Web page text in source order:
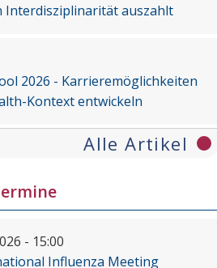
Interdisziplinarität auszahlt
2026 - Karrieremöglichkeiten
Kontext entwickeln
Alle Artikel
- 15:00
Influenza Meeting